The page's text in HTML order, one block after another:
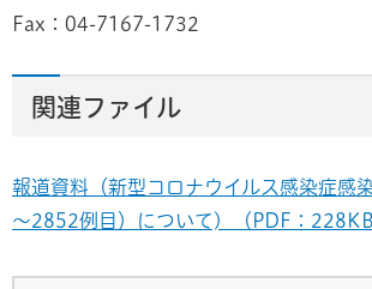
Fax：04-7167-1732
関連ファイル
報道資料（新型コロナウイルス感染症感
～2852例目）について) （PDF：228KB